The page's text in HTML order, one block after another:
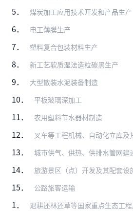
5． 煤炭加工应用技术开发和产品生产
6． 电工薄膜生产
7． 塑料复合包装材料生产
8． 新工艺软质湿法造粒碳黑生产
9． 大型散装水泥装备制造
10． 平板玻璃深加工
11． 农用塑料节水器材制造
12． 叉车等工程机械、自动化立库及其
13． 城市供气、供热、供排水管网建设、
14． 旅游景区（点）开发及其配套设
15． 公路旅客运输
1． 退耕还林还草等国家重点生态工